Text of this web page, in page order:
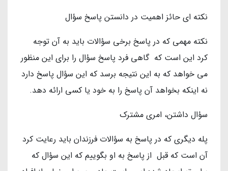
نکته ای حائز اهمیت در دانستن پاسخ سؤال
نکته مهمی که در پاسخ برخی سؤالات باید به آن توجه
کرد این است که گاهی فرد پاسخ سؤال را برای این منظور
می خواهد که به این نتیجه برسد که این سؤال پاسخ دارد
نه اینکه بخواهد آن پاسخ را به خود یا کسی ارائه دهد.
سؤال داشتن، امری مشترک
پله دیگری که در پاسخ به سؤالات فرزندان باید رعایت کرد
آن است که قبل از پاسخ به او بگوییم که این سؤال که